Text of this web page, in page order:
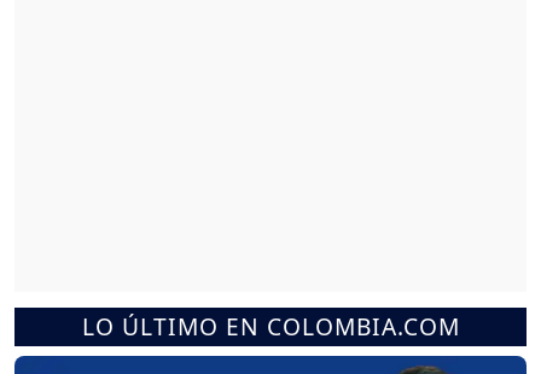
LO ÚLTIMO EN COLOMBIA.COM